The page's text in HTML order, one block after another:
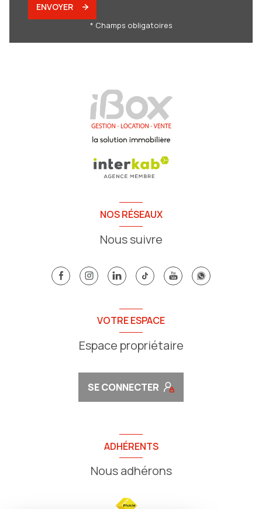
ENVOYER
* Champs obligatoires
NOS RÉSEAUX
Nous suivre
VOTRE ESPACE
Espace propriétaire
SE CONNECTER
ADHÉRENTS
Nous adhérons